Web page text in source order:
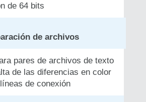
de 64 bits
de archivos
pares de archivos de texto
de las diferencias en color
de conexión